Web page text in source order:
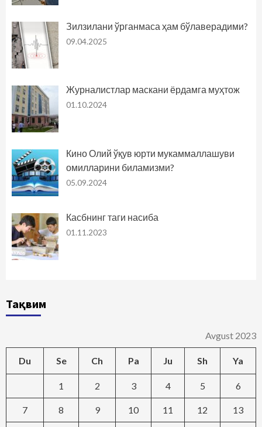
Зилзилани ўрганмаса ҳам бўлаверадими?
09.04.2025
Журналистлар маскани ёрдамга муҳтож
01.10.2024
Кино Олий ўқув юрти мукаммаллашуви
омилларини биламизми?
05.09.2024
Касбнинг таги насиба
01.11.2023
Тақвим
Avgust 2023
Du Se Ch Pa Ju Sh Ya
1 2 3 4 5 6
7 8 9 10 11 12 13